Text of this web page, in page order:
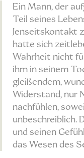
Ein Mann, der
Teil seines
Jenseitskontakt
hatte sich
Wahrheit nicht
ihm in seinem
gleißendem,
Widerstand, nur
nachfühlen,
unbeschreiblich.
und seinen
das Wesen des